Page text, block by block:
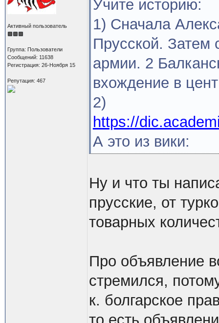
Активный пользователь
Группа: Пользователи
Сообщений: 11638
Регистрация: 26-Ноября 15
Репутация: 467
Учите историю:
1) Сначала
Прусской. Затем
армии. 2
вхождение в
2)
https://
А это из вики:
Ну и что ты
прусские, от
товарных
Про объявление
стремился,
к. болгарское